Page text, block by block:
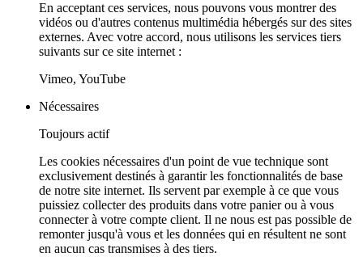
En acceptant ces services, nous pouvons vous montrer des
vidéos ou d'autres contenus multimédia hébergés sur des sites
externes. Avec votre accord, nous utilisons les services tiers
suivants sur ce site internet :
Vimeo, YouTube
Nécessaires
Toujours actif
Les cookies nécessaires d'un point de vue technique sont
exclusivement destinés à garantir les fonctionnalités de base
de notre site internet. Ils servent par exemple à ce que vous
puissiez collecter des produits dans votre panier ou à vous
connecter à votre compte client. Il ne nous est pas possible de
remonter jusqu'à vous et les données qui en résultent ne sont
en aucun cas transmises à des tiers.